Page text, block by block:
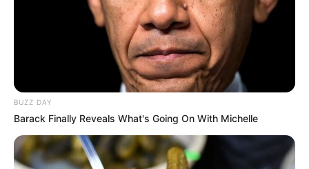
Analyse des chevaux : 6 FOLLY FOOT, 7 SARATOGA EST, 1
INSTAR DE REVE pour le Quinté+ du 28 Septembre à
Analyse de la Base PMU du Quinté du jour
6. FOLLY FOOT : Un prétendant solide pour les places
Folly Foot arrive dans cette course avec des atouts
indéniables. Troisième lors de sa récente sortie dans un
BUZZ DAY
Barack Finally Reveals What's Going On With Michelle